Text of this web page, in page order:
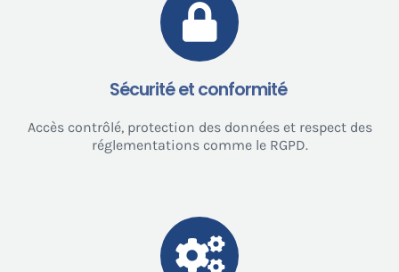
Sécurité et conformité
Accès contrôlé, protection des données et respect des
réglementations comme le RGPD.